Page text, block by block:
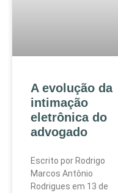
A evolução da
intimação
eletrônica do
advogado
Escrito por Rodrigo
Marcos Antônio
Rodrigues em 13 de